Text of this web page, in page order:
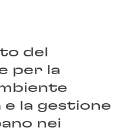
del
per la
e la gestione
nei